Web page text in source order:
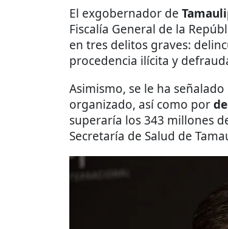
El exgobernador de
Fiscalía General de la
en tres delitos graves:
procedencia ilícita y
Asimismo, se le ha
organizado, así como por
superaría los 343 millones
Secretaría de Salud de